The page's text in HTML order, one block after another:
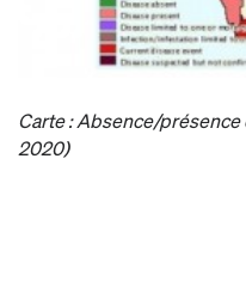
Carte : Absence/présence
2020)